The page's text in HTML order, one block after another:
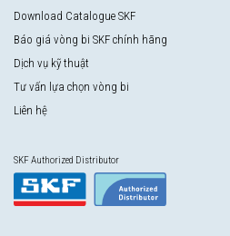
Download Catalogue SKF
Báo giá vòng bi SKF chính hãng
Dịch vụ kỹ thuật
Tư vấn lựa chọn vòng bi
Liên hệ
SKF Authorized Distributor